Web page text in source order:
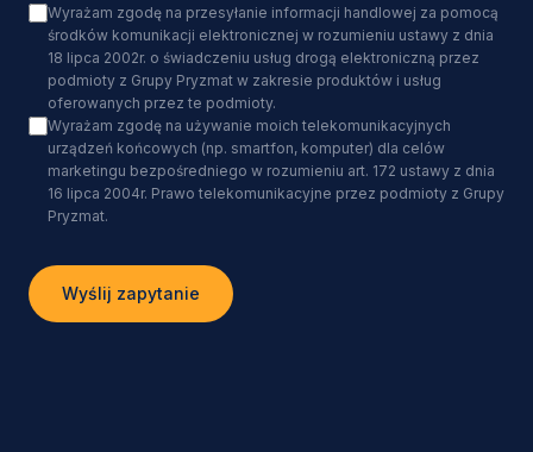
Wyrażam zgodę na przesyłanie informacji handlowej za pomocą
środków komunikacji elektronicznej w rozumieniu ustawy z dnia
18 lipca 2002r. o świadczeniu usług drogą elektroniczną przez
podmioty z Grupy Pryzmat w zakresie produktów i usług
oferowanych przez te podmioty.
Wyrażam zgodę na używanie moich telekomunikacyjnych
urządzeń końcowych (np. smartfon, komputer) dla celów
marketingu bezpośredniego w rozumieniu art. 172 ustawy z dnia
16 lipca 2004r. Prawo telekomunikacyjne przez podmioty z Grupy
Pryzmat.
Wyślij zapytanie